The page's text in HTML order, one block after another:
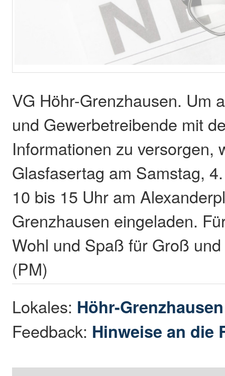
VG Höhr-Grenzhausen. Um
und Gewerbetreibende mit
Informationen zu versorgen,
Glasfasertag am Samstag,
10 bis 15 Uhr am
Grenzhausen eingeladen.
Wohl und Spaß für Groß
(PM)
Lokales: Höhr-
Feedback: Hinweise an die